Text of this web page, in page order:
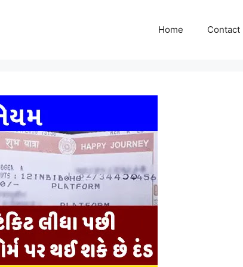
Home Contact